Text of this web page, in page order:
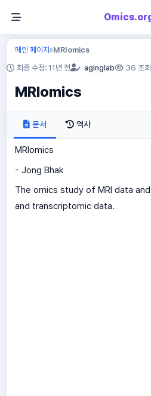
메인 페이지»MRIomics
최종 수정: 11년 전 aginglab 36 조회
MRIomics
문서 역사
MRIomics
- Jong Bhak
The omics study of MRI data
and transcriptomic data.